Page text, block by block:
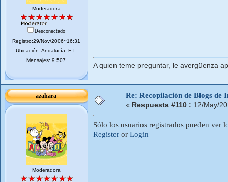
Moderadora
Desconectado
Registro:29/Nov/2006~16:31
Ubicación: Andalucí­a. E.I.
Mensajes: 9.507
A quien teme preguntar, le avergüenza
azahara
Moderadora
Re: Recopilación de Blogs de
« Respuesta #110 : 12/May/
Sólo los usuarios registrados pueden ver
Register or Login